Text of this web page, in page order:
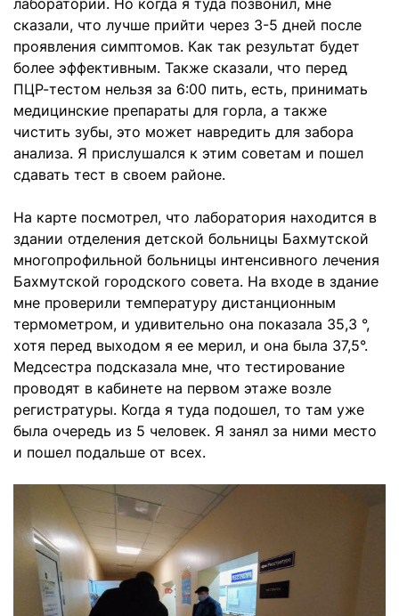
лаборатории. Но когда я туда позвонил, мне
сказали, что лучше прийти через 3-5 дней после
проявления симптомов. Как так результат будет
более эффективным. Также сказали, что перед
ПЦР-тестом нельзя за 6:00 пить, есть, принимать
медицинские препараты для горла, а также
чистить зубы, это может навредить для забора
анализа. Я прислушался к этим советам и пошел
сдавать тест в своем районе.
На карте посмотрел, что лаборатория находится в
здании отделения детской больницы Бахмутской
многопрофильной больницы интенсивного лечения
Бахмутской городского совета. На входе в здание
мне проверили температуру дистанционным
термометром, и удивительно она показала 35,3 °,
хотя перед выходом я ее мерил, и она была 37,5°.
Медсестра подсказала мне, что тестирование
проводят в кабинете на первом этаже возле
регистратуры. Когда я туда подошел, то там уже
была очередь из 5 человек. Я занял за ними место
и пошел подальше от всех.